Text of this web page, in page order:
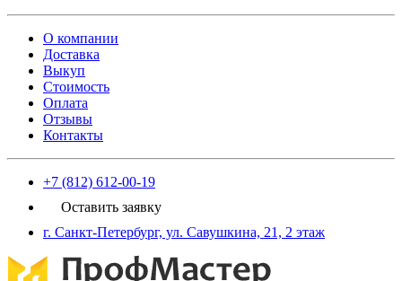
О компании
Доставка
Выкуп
Стоимость
Оплата
Отзывы
Контакты
+7 (812) 612-00-19
Оставить заявку
г. Санкт-Петербург, ул. Савушкина, 21, 2 этаж